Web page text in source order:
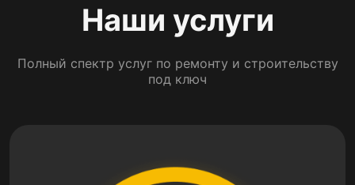
Наши услуги
Полный спектр услуг по ремонту и строительству
под ключ